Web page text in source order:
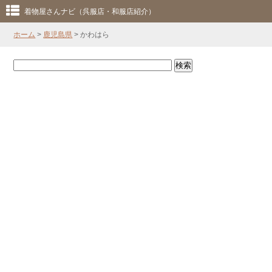
着物屋さんナビ（呉服店・和服店紹介）
ホーム > 鹿児島県 > かわはら